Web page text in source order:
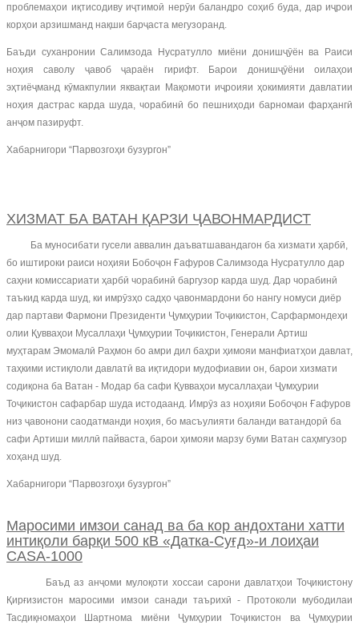
проблемаҳои иқтисодиву иҷтимоӣ нерӯи баландро соҳиб буда, дар иҷрои
корҳои арзишманд нақши барҷаста мегузоранд.
Баъди суханронии Салимзода Нусратулло миёни донишҷӯён ва Раиси
ноҳия саволу ҷавоб ҷараён гирифт. Барои донишҷӯёни оилаҳои
эҳтиёҷманд кӯмакпулии яквақтаи Мақомоти иҷроияи ҳокимияти давлатии
ноҳия дастрас карда шуда, чорабинӣ бо пешниҳоди барномаи фарҳангӣ
анҷом пазируфт.
Хабарнигори “Парвозгоҳи бузургон”
ХИЗМАТ БА ВАТАН ҚАРЗИ ҶАВОНМАРДИСТ
Ба муносибати гусели аввалин даъватшавандагон ба хизмати ҳарбӣ,
бо иштироки раиси ноҳияи Бобоҷон Ғафуров Салимзода Нусратулло дар
саҳни комиссариати ҳарбӣ чорабинӣ баргузор карда шуд. Дар чорабинӣ
таъкид карда шуд, ки имрӯзҳо садҳо ҷавонмардони бо нангу номуси диёр
дар партави Фармони Президенти Ҷумҳурии Тоҷикистон, Сарфармондеҳи
олии Қувваҳои Мусаллаҳи Ҷумҳурии Тоҷикистон, Генерали Артиш
муҳтарам Эмомалӣ Раҳмон бо амри дил баҳри ҳимояи манфиатҳои давлат,
таҳкими истиқлоли давлатӣ ва иқтидори мудофиавии он, барои хизмати
содиқона ба Ватан - Модар ба сафи Қувваҳои мусаллаҳаи Ҷумҳурии
Тоҷикистон сафарбар шуда истодаанд. Имрӯз аз ноҳияи Бобоҷон Ғафуров
низ ҷавонони саодатманди ноҳия, бо масъулияти баланди ватандорӣ ба
сафи Артиши миллӣ пайваста, барои ҳимояи марзу буми Ватан саҳмгузор
хоҳанд шуд.
Хабарнигори “Парвозгоҳи бузургон”
Маросими имзои санад ва ба кор андохтани хатти
интиқоли барқи 500 кВ «Датка-Суғд»-и лоиҳаи
CASA-1000
Баъд аз анҷоми мулоқоти хоссаи сарони давлатҳои Тоҷикистону
Қирғизистон маросими имзои санади таърихӣ - Протоколи мубодилаи
Тасдиқномаҳои Шартнома миёни Ҷумҳурии Тоҷикистон ва Ҷумҳурии